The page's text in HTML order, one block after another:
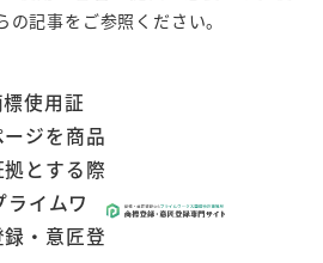
記事をご参照ください。
使用証
ジを商品
とする際
ライムワ
・意匠登